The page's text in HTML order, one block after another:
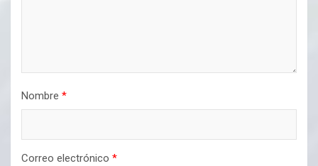
Nombre *
Correo electrónico *